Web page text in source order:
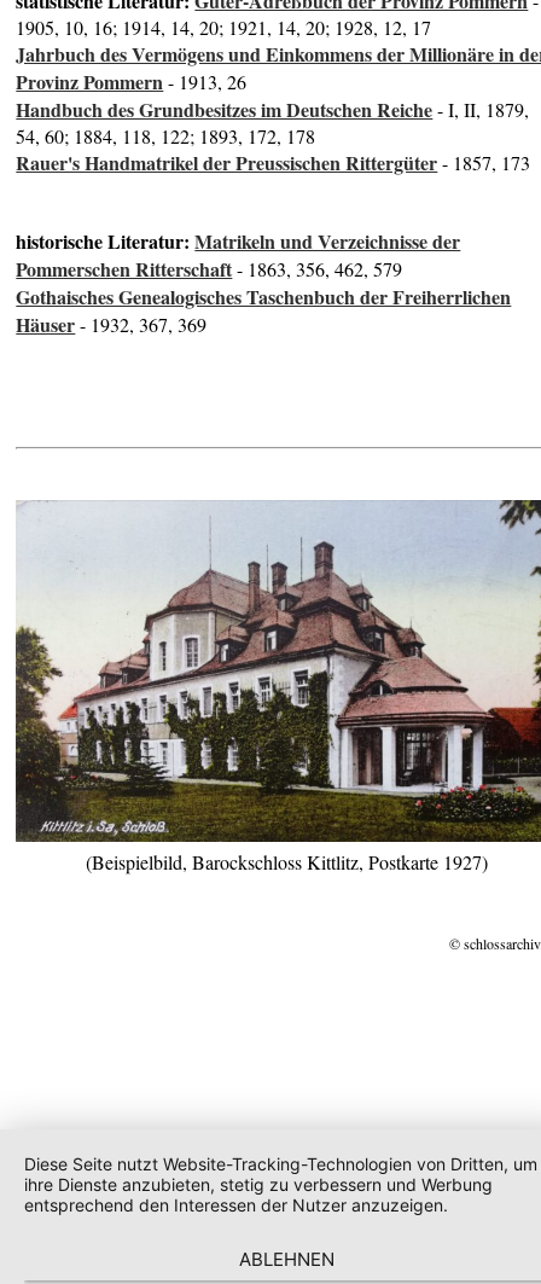
1905, 10, 16; 1914, 14, 20; 1921, 14, 20; 1928, 12, 17
Jahrbuch des Vermögens und Einkommens der Millionäre in
Provinz Pommern- 1913, 26
Handbuch des Grundbesitzes im Deutschen Reiche- I, II, 1879,
54, 60; 1884, 118, 122; 1893, 172, 178
Rauer's Handmatrikel der Preussischen Rittergüter- 1857, 173
historische Literatur:Matrikeln und Verzeichnisse der
Pommerschen Ritterschaft- 1863, 356, 462, 579
Gothaisches Genealogisches Taschenbuch der Freiherrlichen
Häuser- 1932, 367, 369
(Beispielbild, Barockschloss Kittlitz, Postkarte 1927)
©
Diese Seite nutzt Website-Tracking-Technologien von Dritten, um
ihre Dienste anzubieten, stetig zu verbessern und Werbung
entsprechend den Interessen der Nutzer anzuzeigen.
ABLEHNEN